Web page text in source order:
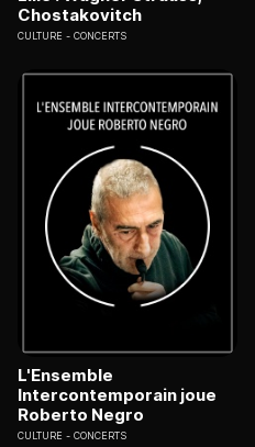
Chostakovitch
CULTURE CONCERTS
L'Ensemble
Intercontemporain joue
Roberto Negro
CULTURE CONCERTS